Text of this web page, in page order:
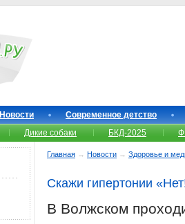
Новости
Современное детство
Дикие собаки БКД-2025
Главная → Новости → Здоровье и
Скажи гипертонии
В Волжском